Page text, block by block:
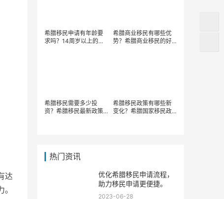
达
希腊移民申请有年龄要
求吗？14周岁以上的申
希腊商业移民有哪些优
势？希腊商业移民的好
希腊移民需要多少投
资？希腊移民最新政策
希腊移民政策有哪些新
变化？希腊国家移民政
热门资讯
优化希腊移民申请流程，
助力移民申请更便捷。
2023-06-28